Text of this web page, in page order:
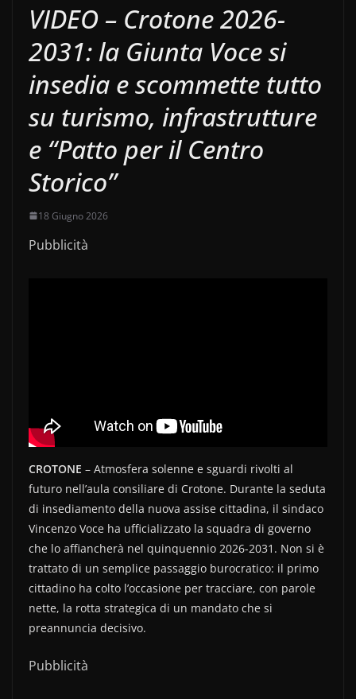
VIDEO – Crotone 2026-
2031: la Giunta Voce si
insedia e scommette tutto
su turismo, infrastrutture
e “Patto per il Centro
Storico”
18 Giugno 2026
Pubblicità
CROTONE – Atmosfera solenne e sguardi rivolti al
futuro nell’aula consiliare di Crotone. Durante la seduta
di insediamento della nuova assise cittadina, il sindaco
Vincenzo Voce ha ufficializzato la squadra di governo
che lo affiancherà nel quinquennio 2026-2031. Non si è
trattato di un semplice passaggio burocratico: il primo
cittadino ha colto l’occasione per tracciare, con parole
nette, la rotta strategica di un mandato che si
preannuncia decisivo.
Pubblicità